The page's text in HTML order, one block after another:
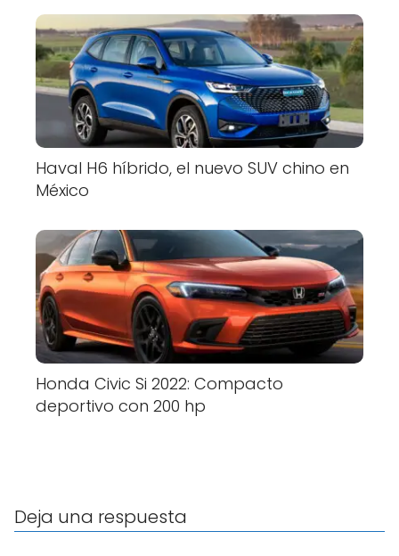
Haval H6 híbrido, el nuevo SUV chino en
México
Honda Civic Si 2022: Compacto
deportivo con 200 hp
Deja una respuesta